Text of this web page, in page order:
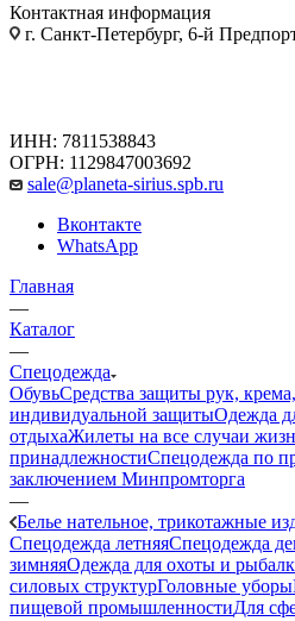
Контактная информация
г. Санкт-Петербург, 6-й
ИНН: 7811538843
ОГРН: 1129847003692
sale@planeta-sirius.spb.ru
Вконтакте
WhatsApp
Главная
—
Каталог
—
Спецодежда
ОбувьСредства защиты рук,
индивидуальной защитыОдежда
отдыхаЖилеты на все случаи
принадлежностиСпецодежда по
заключением Минпромторга
—
Белье нательное, трикотажные
Спецодежда летняяСпецодежда
зимняяОдежда для охоты и
силовых структурГоловные уборы
пищевой промышленностиДля